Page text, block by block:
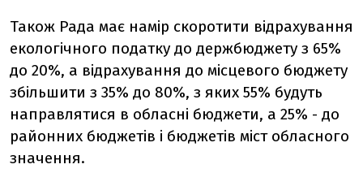
Також Рада має намір скоротити відрахування
екологічного податку до держбюджету з 65%
до 20%, а відрахування до місцевого бюджету
збільшити з 35% до 80%, з яких 55% будуть
направлятися в обласні бюджети, а 25% - до
районних бюджетів і бюджетів міст обласного
значення.